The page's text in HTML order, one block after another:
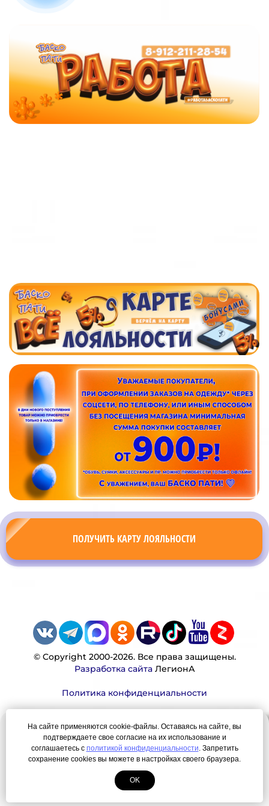
ПОЛУЧИТЬ КАРТУ ЛОЯЛЬНОСТИ
© Copyright 2000-2026. Все права защищены.
Разработка сайтаЛегионА
Политика конфиденциальности
Наша миссия:
Мы — честно, много, давно продаем вещи,
которые Вы ищете. Для нас главная ценность —
результат для нашего клиента!
На сайте применяются cookie-файлы. Оставаясь на сайте, вы
подтверждаете свое согласие на их использование и
соглашаетесь с политикой конфиденциальности. Запретить
сохранение cookies вы можете в настройках своего браузера.
OK